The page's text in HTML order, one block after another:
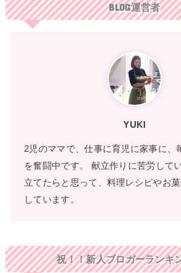
BLOG運営者
YUKI
2児のママで、仕事に育児に家事に、
を奮闘中です。 献立作りに苦労して
立てたらと思って、料理レシピやお
しています。
祝！！新人ブロガーランキ